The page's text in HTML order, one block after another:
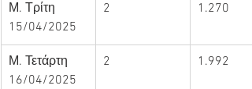
Μ. Τρίτη
15/04/2025
2 1.270
Μ. Τετάρτη
16/04/2025
2 1.992